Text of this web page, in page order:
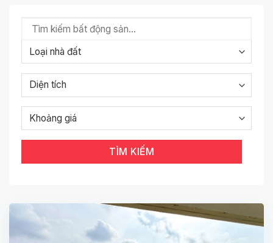
Full nội thất hiện đại
An ninh & dịch vụ chuyên nghiệp
Gần trường quốc tế & trung tâm mua sắm
Liên hệ VietLong Housing để xem nhà và nhận
báo giá ngay hôm nay!TÌM KIẾM